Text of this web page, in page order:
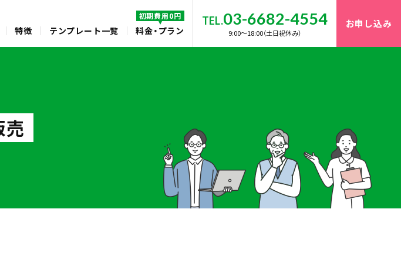
特徴 テンプレート一覧
初期費用0円
料金・プラン
TEL.03-6682-4554
9:00〜18:00（土日祝休み）
お申し込み
売